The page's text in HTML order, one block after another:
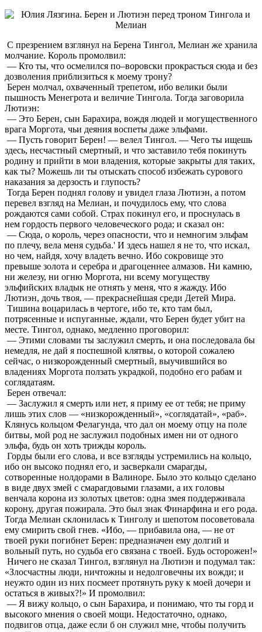
С презрением взглянул на Берена Тингол, Мелиан же хранила
молчание. Король промолвил:
— Кто ты, что осмелился по–воровски прокрасться сюда и без
дозволения приблизиться к моему трону?
Берен молчал, охваченный трепетом, ибо велики были
пышность Менегрота и величие Тингола. Тогда заговорила
Лютиэн:
— Это Берен, сын Барахира, вождя людей и могущественного
врага Моргота, чьи деяния воспеты даже эльфами.
— Пусть говорит Берен! — велел Тингол. — Чего ты ищешь
здесь, несчастный смертный, и что заставило тебя покинуть
родину и прийти в мои владения, которые закрыты для таких,
как ты? Можешь ли ты отыскать способ избежать сурового
наказания за дерзость и глупость?
Тогда Берен поднял голову и увидел глаза Лютиэн, а потом
перевел взгляд на Мелиан, и почудилось ему, что слова
рождаются сами собой. Страх покинул его, и проснулась в
нем гордость первого человеческого рода; и сказал он:
— Сюда, о король, через опасности, что и немногим эльфам
по плечу, вела меня судьба.' И здесь нашел я не то, что искал,
но чем, найдя, хочу владеть вечно. Ибо сокровище это
превыше золота и серебра и драгоценнее алмазов. Ни камню,
ни железу, ни огню Моргота, ни всему могуществу
эльфийских владык не отнять у меня, что я жажду. Ибо
Лютиэн, дочь твоя, — прекраснейшая среди Детей Мира.
Тишина воцарилась в чертоге, ибо те, кто там был,
потрясенные и испуганные, ждали, что Берен будет убит на
месте. Тингол, однако, медленно проговорил:
— Этими словами ты заслужил смерть, и она последовала бы
немедля, не дай я поспешной клятвы, о которой сожалею
сейчас, о низкорожденный смертный, выучившийся во
владениях Моргота ползать украдкой, подобно его рабам и
соглядатаям.
Берен отвечал:
— Заслужил я смерть или нет, я приму ее от тебя; не приму
лишь этих слов — «низкорожденный», «соглядатай», «раб».
Клянусь кольцом Фелагунда, что дал он моему отцу на поле
битвы, мой род не заслужил подобных имен ни от одного
эльфа, будь он хоть трижды король.
Горды были его слова, и все взгляды устремились на кольцо,
ибо он высоко поднял его, и засверкали смарагды,
сотворенные нолдорами в Валиноре. Было это кольцо сделано
в виде двух змей с смарагдовыми глазами, а их головы
венчала корона из золотых цветов: одна змея поддерживала
корону, другая пожирала. Это был знак Финарфина и его рода.
Тогда Мелиан склонилась к Тинголу и шепотом посоветовала
ему смирить свой гнев. «Ибо, — прибавила она, — не от
твоей руки погибнет Берен: предназначен ему долгий и
вольный путь, но судьба его связана с твоей. Будь осторожен!»
Ничего не сказал Тингол, взглянул на Лютиэн и подумал так:
«Злосчастны люди, ничтожны и недолговечны их вожди; и
неужто один из них посмеет протянуть руку к моей дочери и
остаться в живых?!» И промолвил:
— Я вижу кольцо, о сын Барахира, и понимаю, что ты горд и
высокого мнения о своей мощи. Недостаточно, однако,
подвигов отца, даже если б он служил мне, чтобы получить